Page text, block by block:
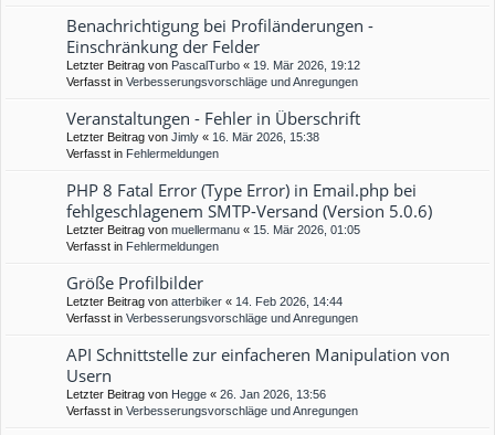
Benachrichtigung bei Profiländerungen -
Einschränkung der Felder
Letzter Beitrag von PascalTurbo « 19. Mär 2026, 19:12
Verfasst in Verbesserungsvorschläge und Anregungen
Veranstaltungen - Fehler in Überschrift
Letzter Beitrag von Jimly « 16. Mär 2026, 15:38
Verfasst in Fehlermeldungen
PHP 8 Fatal Error (Type Error) in Email.php bei
fehlgeschlagenem SMTP-Versand (Version 5.0.6)
Letzter Beitrag von muellermanu « 15. Mär 2026, 01:05
Verfasst in Fehlermeldungen
Größe Profilbilder
Letzter Beitrag von atterbiker « 14. Feb 2026, 14:44
Verfasst in Verbesserungsvorschläge und Anregungen
API Schnittstelle zur einfacheren Manipulation von
Usern
Letzter Beitrag von Hegge « 26. Jan 2026, 13:56
Verfasst in Verbesserungsvorschläge und Anregungen